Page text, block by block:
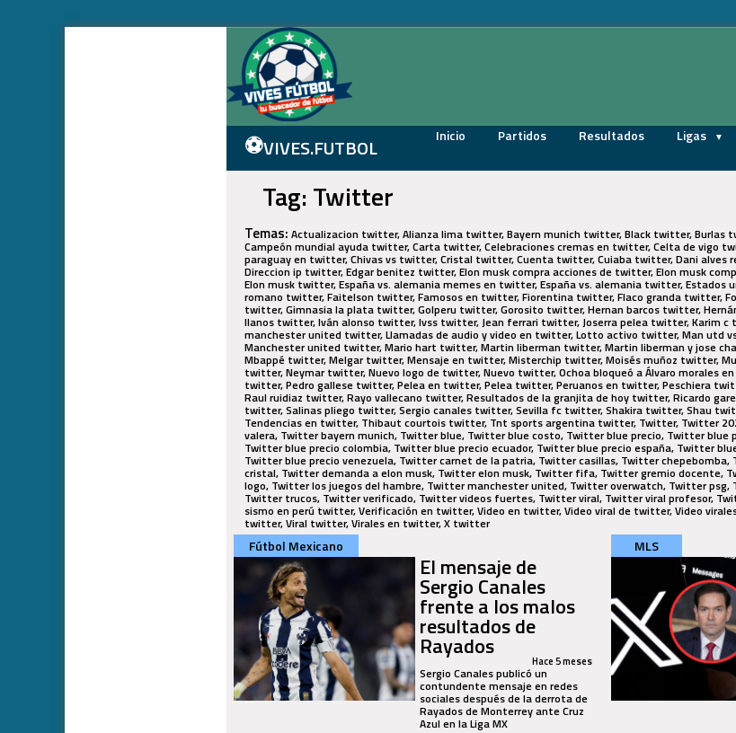
⚽VIVES.FUTBOL Inicio Partidos Resultados Ligas
Tag: Twitter
Temas: Actualizacion twitter, Alianza lima twitter, Bayern munich twitter, Black twitter,
Campeón mundial ayuda twitter, Carta twitter, Celebraciones cremas en twitter, Celta de vigo
paraguay en twitter, Chivas vs twitter, Cristal twitter, Cuenta twitter, Cuiaba twitter, Dani alves
Direccion ip twitter, Edgar benitez twitter, Elon musk compra acciones de twitter, Elon musk
Elon musk twitter, España vs. alemania memes en twitter, España vs. alemania twitter, Estados
romano twitter, Faitelson twitter, Famosos en twitter, Fiorentina twitter, Flaco granda twitter,
twitter, Gimnasia la plata twitter, Golperu twitter, Gorosito twitter, Hernan barcos twitter,
llanos twitter, Iván alonso twitter, Ivss twitter, Jean ferrari twitter, Joserra pelea twitter, Karim c
manchester united twitter, Llamadas de audio y video en twitter, Lotto activo twitter, Man utd
Manchester united twitter, Mario hart twitter, Martin liberman twitter, Martin liberman y jose
Mbappé twitter, Melgar twitter, Mensaje en twitter, Misterchip twitter, Moisés muñoz twitter,
twitter, Neymar twitter, Nuevo logo de twitter, Nuevo twitter, Ochoa bloqueó a Álvaro morales
twitter, Pedro gallese twitter, Pelea en twitter, Pelea twitter, Peruanos en twitter, Peschiera
Raul ruidiaz twitter, Rayo vallecano twitter, Resultados de la granjita de hoy twitter, Ricardo
twitter, Salinas pliego twitter, Sergio canales twitter, Sevilla fc twitter, Shakira twitter, Shau
Tendencias en twitter, Thibaut courtois twitter, Tnt sports argentina twitter, Twitter, Twitter
valera, Twitter bayern munich, Twitter blue, Twitter blue costo, Twitter blue precio, Twitter blue
Twitter blue precio colombia, Twitter blue precio ecuador, Twitter blue precio españa, Twitter
Twitter blue precio venezuela, Twitter carnet de la patria, Twitter casillas, Twitter
cristal, Twitter demanda a elon musk, Twitter elon musk, Twitter fifa, Twitter gremio docente,
logo, Twitter los juegos del hambre, Twitter manchester united, Twitter overwatch, Twitter
Twitter trucos, Twitter verificado, Twitter videos fuertes, Twitter viral, Twitter viral profesor,
sismo en perú twitter, Verificación en twitter, Video en twitter, Video viral de twitter, Video
twitter, Viral twitter, Virales en twitter, X twitter
Fútbol Mexicano
El mensaje de
Sergio Canales
frente a los malos
resultados de
Rayados Hace 5 meses
Sergio Canales publicó un
contundente mensaje en redes
sociales después de la derrota de
Rayados de Monterrey ante Cruz
Azul en la Liga MX
MLS